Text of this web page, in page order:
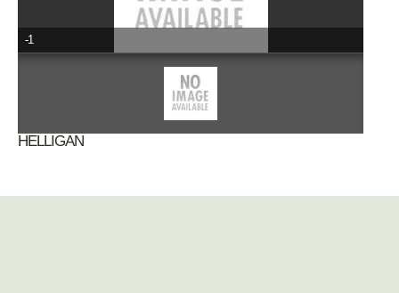
-1
HELLIGAN